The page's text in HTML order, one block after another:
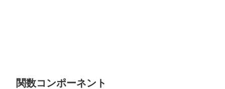
関数コンポーネント